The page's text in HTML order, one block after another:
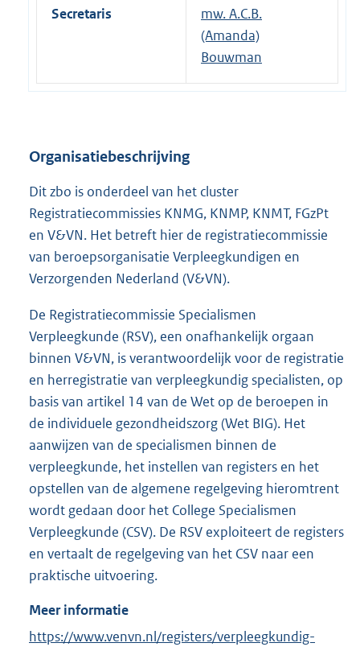
Secretaris
mw. A.C.B.
(Amanda)
Bouwman
Organisatiebeschrijving
Dit zbo is onderdeel van het cluster
Registratiecommissies KNMG, KNMP, KNMT, FGzPt
en V&VN. Het betreft hier de registratiecommissie
van beroepsorganisatie Verpleegkundigen en
Verzorgenden Nederland (V&VN).
De Registratiecommissie Specialismen
Verpleegkunde (RSV), een onafhankelijk orgaan
binnen V&VN, is verantwoordelijk voor de registratie
en herregistratie van verpleegkundig specialisten, op
basis van artikel 14 van de Wet op de beroepen in
de individuele gezondheidszorg (Wet BIG). Het
aanwijzen van de specialismen binnen de
verpleegkunde, het instellen van registers en het
opstellen van de algemene regelgeving hieromtrent
wordt gedaan door het College Specialismen
Verpleegkunde (CSV). De RSV exploiteert de registers
en vertaalt de regelgeving van het CSV naar een
praktische uitvoering.
Meer informatie
E
https://www.venvn.nl/registers/verpleegkundig-